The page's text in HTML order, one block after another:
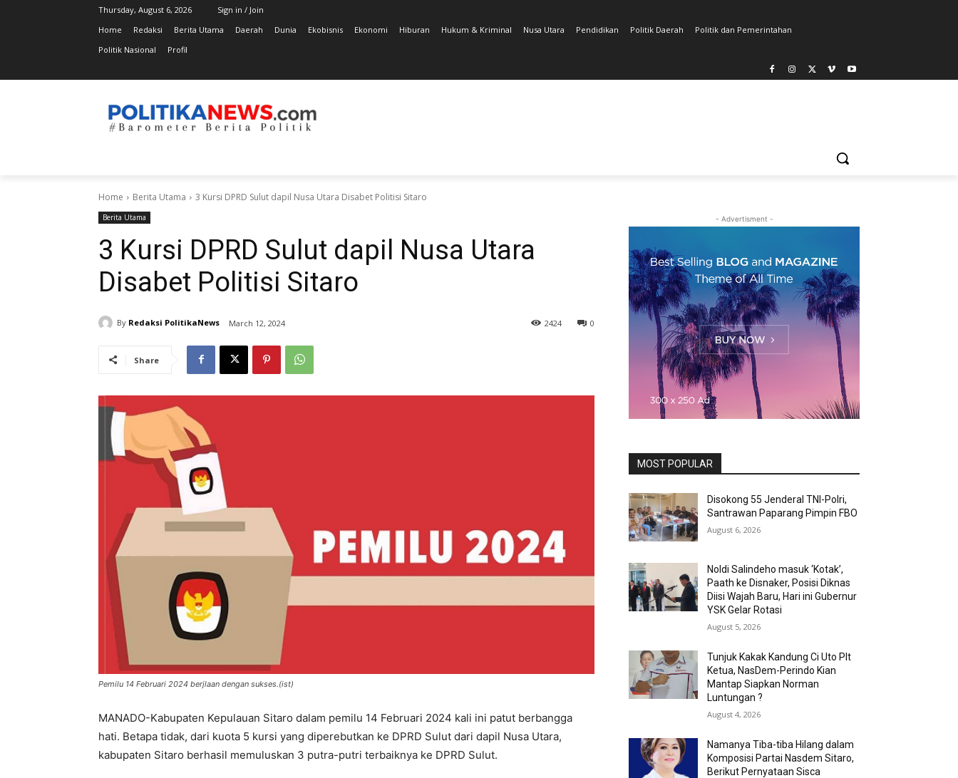
Thursday, August 6, 2026
Sign in / Join
Home
Redaksi Berita Utama Daerah Dunia Ekobisnis Ekonomi Hiburan Hukum & Kriminal Nusa Utara Pendidikan Politik Daerah
Politik dan Pemerintahan
Politik Nasional
Profil
Home Berita Utama 3 Kursi DPRD Sulut dapil Nusa Utara Disabet Politisi Sitaro
Berita Utama
3 Kursi DPRD Sulut dapil Nusa Utara
Disabet Politisi Sitaro
By Redaksi PolitikaNews March 12, 2024 0
2424
Share
Pemilu 14 Februari 2024 berjlaan dengan sukses.(ist)
MANADO-Kabupaten Kepulauan Sitaro dalam pemilu 14 Februari 2024 kali ini patut berbangga
hati. Betapa tidak, dari kuota 5 kursi yang diperebutkan ke DPRD Sulut dari dapil Nusa Utara,
kabupaten Sitaro berhasil memuluskan 3 putra-putri terbaiknya ke DPRD Sulut.
- Advertisment -
MOST POPULAR
Disokong 55 Jenderal TNI-Polri,
Santrawan Paparang Pimpin FBO
August 6, 2026
Noldi Salindeho masuk ‘Kotak’,
Paath ke Disnaker, Posisi Diknas
Diisi Wajah Baru, Hari ini Gubernur
YSK Gelar Rotasi
August 5, 2026
Tunjuk Kakak Kandung Ci Uto Plt
Ketua, NasDem-Perindo Kian
Mantap Siapkan Norman
Luntungan ?
August 4, 2026
Namanya Tiba-tiba Hilang dalam
Komposisi Partai Nasdem Sitaro,
Berikut Pernyataan Sisca